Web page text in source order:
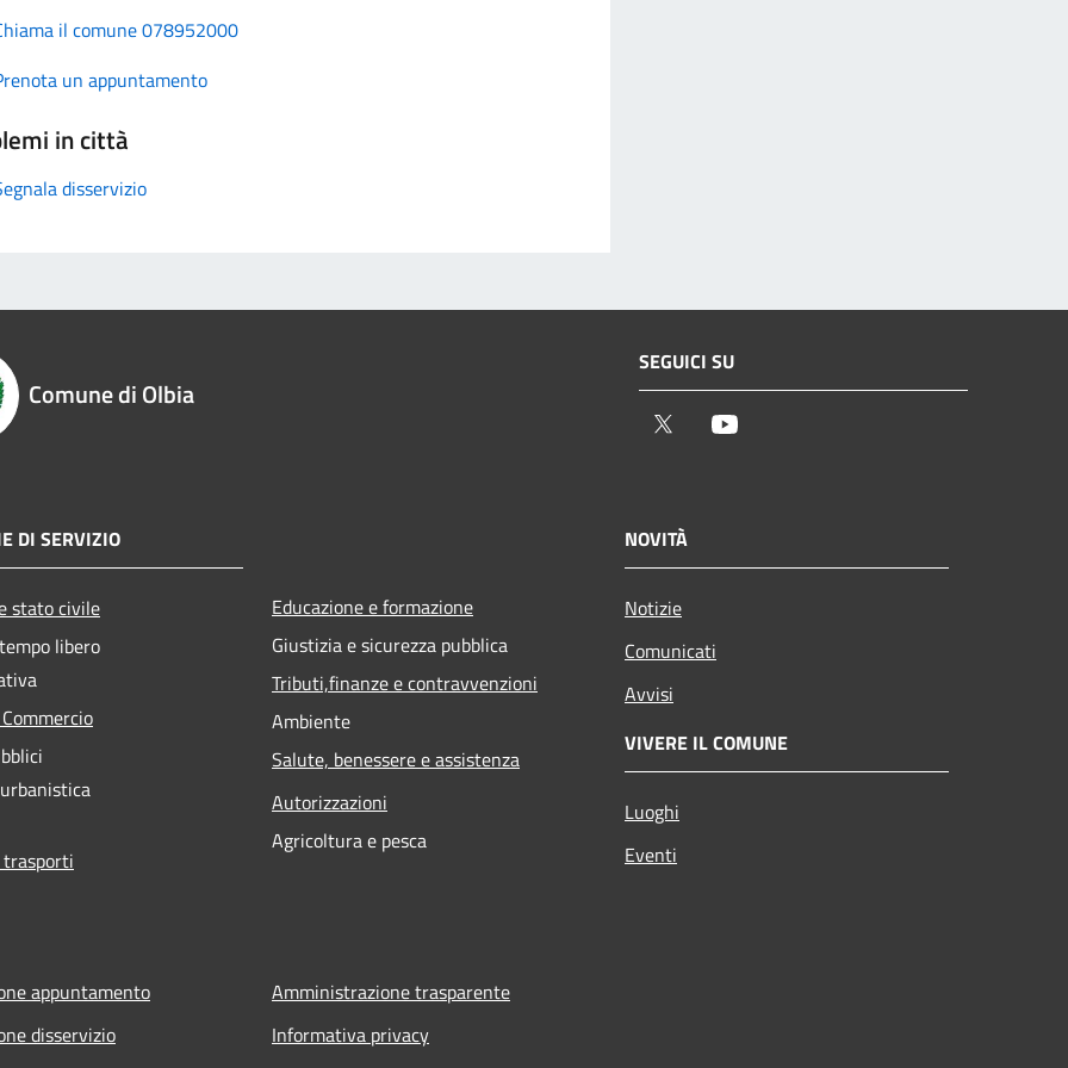
il comune 078952000
un appuntamento
in città
disservizio
Comune di Olbia
SEGUICI SU
Twitter
DI SERVIZIO
stato civile
libero
Educazione e formazione
Giustizia e sicurezza pubblica
Tributi,finanze e contravvenzioni
Ambiente
Salute, benessere e assistenza
Autorizzazioni
Agricoltura e pesca
NOVITÀ
Notizie
Comunicati
Avvisi
VIVERE IL COMUNE
Luoghi
Eventi
appuntamento
disservizio
Amministrazione trasparente
Informativa privacy